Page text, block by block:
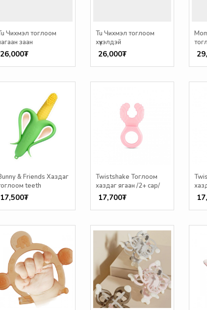
Чихмэл тоглоом
заан
26,000₮
Tu Чихмэл тоглоом
хүүхэлдэй
26,000₮
/3+
& Friends Хаздаг
teeth
17,500₮
Twistshake Тоглоом
хаздаг ягаан /2+ сар/
17,700₮